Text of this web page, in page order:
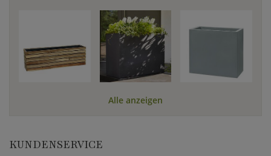
Alle anzeigen
KUNDENSERVICE